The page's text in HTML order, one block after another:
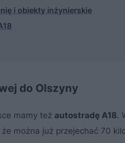
i obiekty inżynierskie
do Olszyny
mamy też autostradę A18.
można już przejechać 70